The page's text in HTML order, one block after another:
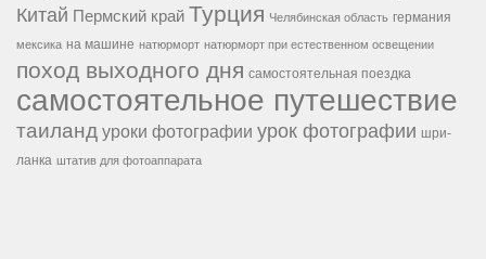
Китай Пермский край Турция Челябинская область германия
мексика на машине натюрморт натюрморт при естественном освещении
поход выходного дня самостоятельная поездка
самостоятельное путешествие
таиланд уроки фотографии урок фотографии шри-
ланка штатив для фотоаппарата